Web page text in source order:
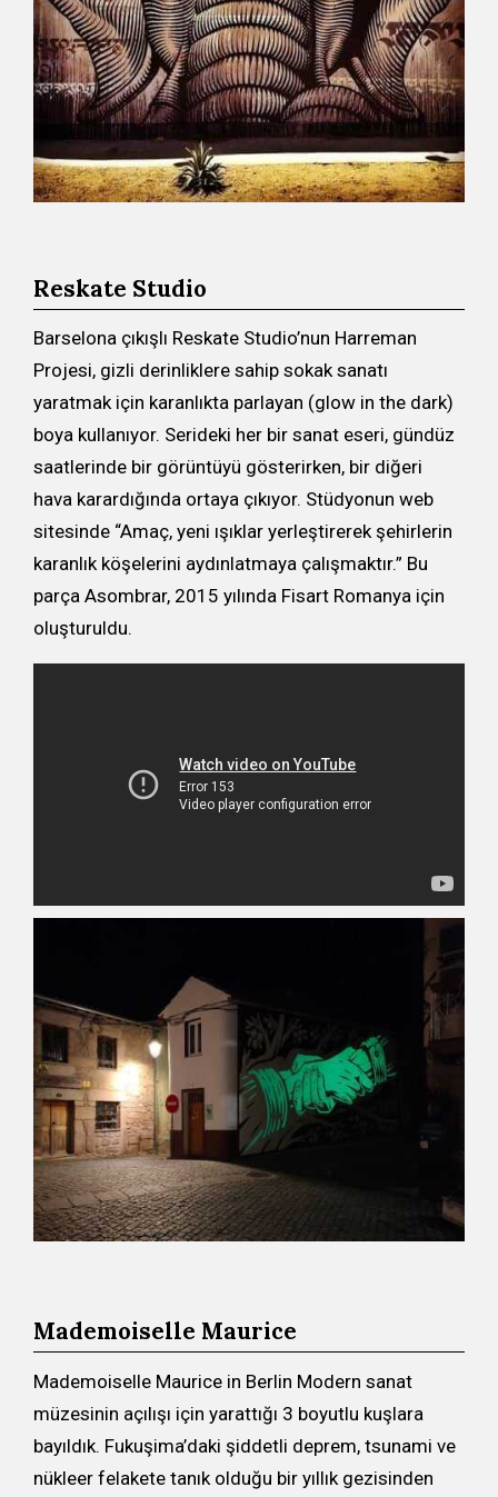
Reskate Studio
Barselona çıkışlı Reskate Studio’nun Harreman
Projesi, gizli derinliklere sahip sokak sanatı
yaratmak için karanlıkta parlayan (glow in the dark)
boya kullanıyor. Serideki her bir sanat eseri, gündüz
saatlerinde bir görüntüyü gösterirken, bir diğeri
hava karardığında ortaya çıkıyor. Stüdyonun web
sitesinde “Amaç, yeni ışıklar yerleştirerek şehirlerin
karanlık köşelerini aydınlatmaya çalışmaktır.” Bu
parça Asombrar, 2015 yılında Fisart Romanya için
oluşturuldu.
Mademoiselle Maurice
Mademoiselle Maurice in Berlin Modern sanat
müzesinin açılışı için yarattığı 3 boyutlu kuşlara
bayıldık. Fukuşima’daki şiddetli deprem, tsunami ve
nükleer felakete tanık olduğu bir yıllık gezisinden